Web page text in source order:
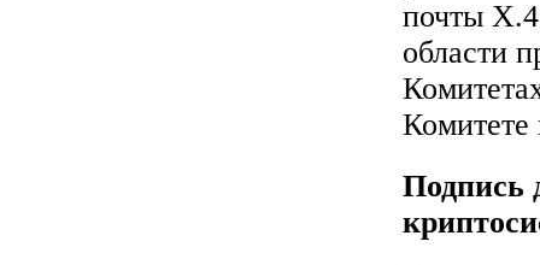
почты
области
Комитете
Подпись